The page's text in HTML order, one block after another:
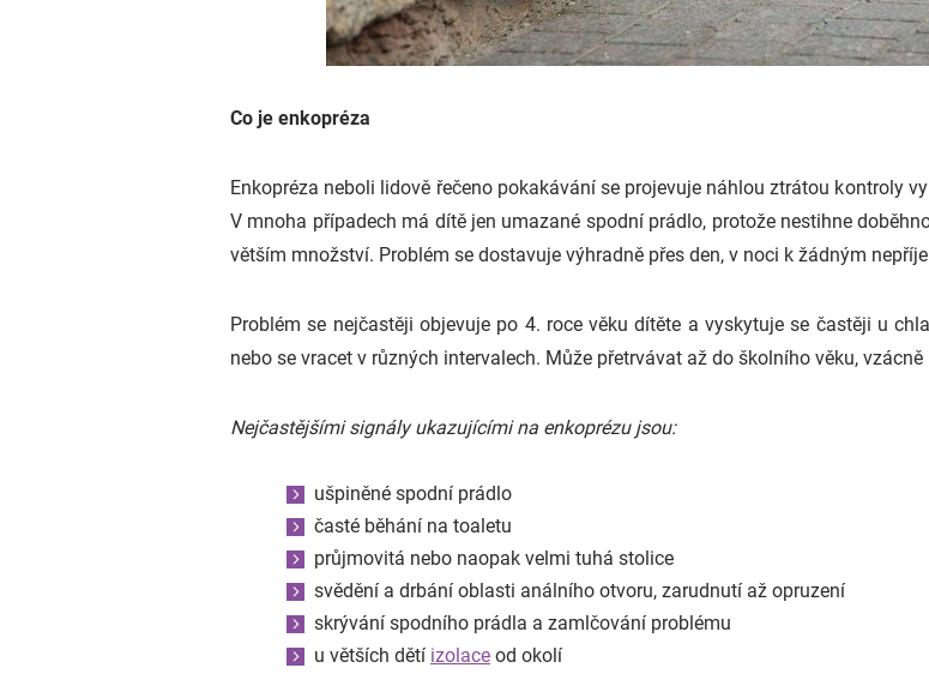
Co je enkopréza
Enkopréza neboli lidově řečeno pokakávání se projevuje náhlou ztrátou kontroly
V mnoha případech má dítě jen umazané spodní prádlo, protože nestihne
větším množství. Problém se dostavuje výhradně přes den, v noci k žádným
Problém se nejčastěji objevuje po 4. roce věku dítěte a vyskytuje se častěji u
nebo se vracet v různých intervalech. Může přetrvávat až do školního věku, vzácně
Nejčastějšími signály ukazujícími na enkoprézu jsou:
ušpiněné spodní prádlo
časté běhání na toaletu
průjmovitá nebo naopak velmi tuhá stolice
svědění a drbání oblasti análního otvoru, zarudnutí až opruzení
skrývání spodního prádla a zamlčování problému
u větších dětí izolace od okolí